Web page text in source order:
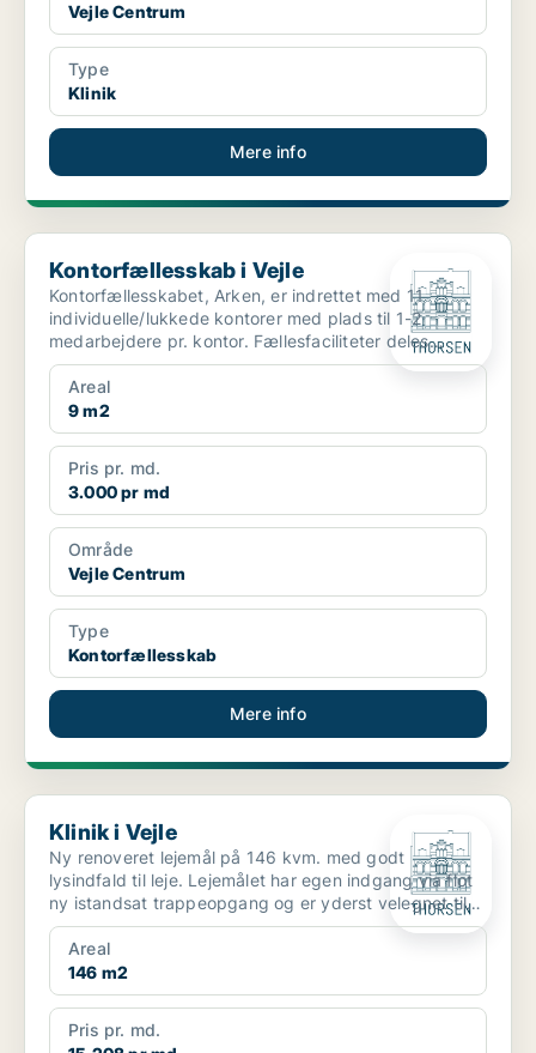
Vejle Centrum
Type
Klinik
Mere info
Kontorfællesskab i Vejle
Kontorfællesskab i Vejle
Kontorfællesskabet, Arken, er indrettet med 11
individuelle/lukkede kontorer med plads til 1-2
medarbejdere pr. kontor. Fællesfaciliteter deles
mellem alle...
Areal
9 m2
Pris pr. md.
3.000 pr md
Område
Vejle Centrum
Type
Kontorfællesskab
Mere info
Klinik i Vejle
Klinik i Vejle
Ny renoveret lejemål på 146 kvm. med godt
lysindfald til leje. Lejemålet har egen indgang via flot
ny istandsat trappeopgang og er yderst velegnet til
fx...
Areal
146 m2
Pris pr. md.